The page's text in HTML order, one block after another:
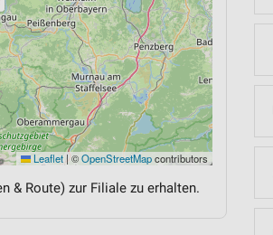
Leaflet | ©OpenStreetMapcontributors
& Route) zur Filiale zu erhalten.